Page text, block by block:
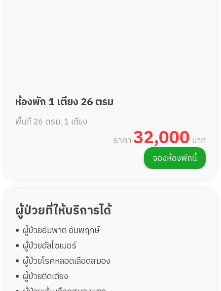
ห้องพัก 1 เตียง 26 ตรม
พื้นที่ 26 ตรม. 1 เตียง
ราคา 32,000 บาท
จองห้องพักนี้
ผู้ป่วยที่ให้บริการได้
ผู้ป่วยอัมพาต อัมพฤกษ์
ผู้ป่วยอัลไซเมอร์
ผู้ป่วยโรคหลอดเลือดสมอง
ผู้ป่วยติดเตียง